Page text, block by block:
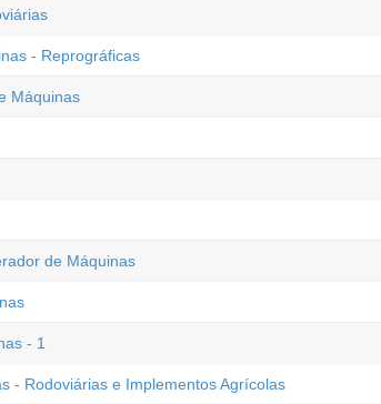
- Reprográficas
Máquinas
de Máquinas
- 1
- Rodoviárias e Implementos Agrícolas